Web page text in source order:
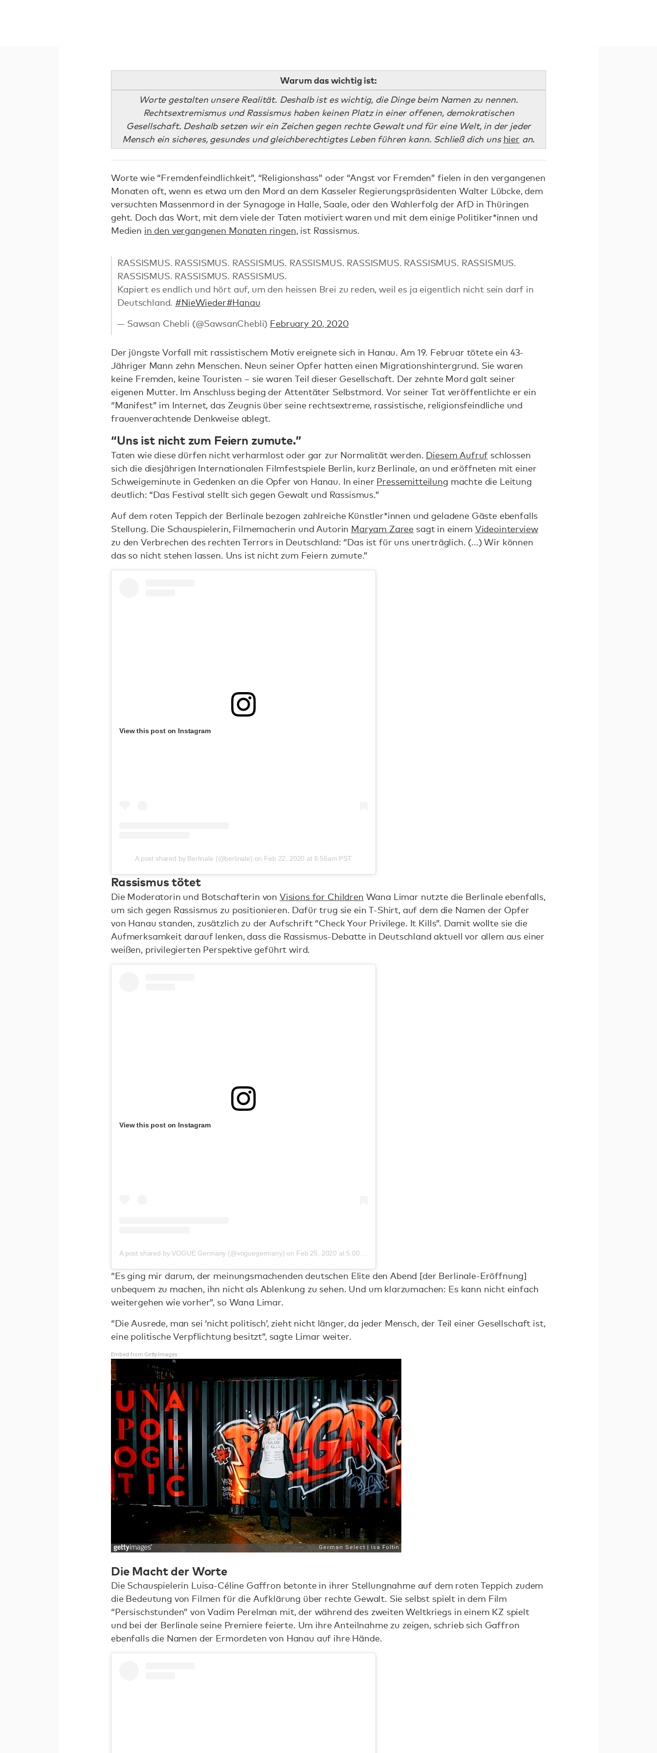
Warum das wichtig ist:
Worte gestalten unsere Realität. Deshalb ist es wichtig, die Dinge beim Namen zu nennen.
Rechtsextremismus und Rassismus haben keinen Platz in einer offenen, demokratischen
Gesellschaft. Deshalb setzen wir ein Zeichen gegen rechte Gewalt und für eine Welt, in der jeder
Mensch ein sicheres, gesundes und gleichberechtigtes Leben führen kann. Schließ dich uns hier an.
Worte wie “Fremdenfeindlichkeit”, “Religionshass” oder “Angst vor Fremden” fielen in den vergangenen
Monaten oft, wenn es etwa um den Mord an dem Kasseler Regierungspräsidenten Walter Lübcke, dem
versuchten Massenmord in der Synagoge in Halle, Saale, oder den Wahlerfolg der AfD in Thüringen
geht. Doch das Wort, mit dem viele der Taten motiviert waren und mit dem einige Politiker*innen und
Medien in den vergangenen Monaten ringen, ist Rassismus.
RASSISMUS. RASSISMUS. RASSISMUS. RASSISMUS. RASSISMUS. RASSISMUS. RASSISMUS.
RASSISMUS. RASSISMUS. RASSISMUS.
Kapiert es endlich und hört auf, um den heissen Brei zu reden, weil es ja eigentlich nicht sein darf in
Deutschland. #NieWieder#Hanau
— Sawsan Chebli (@SawsanChebli) February 20, 2020
Der jüngste Vorfall mit rassistischem Motiv ereignete sich in Hanau. Am 19. Februar tötete ein 43-
Jähriger Mann zehn Menschen. Neun seiner Opfer hatten einen Migrationshintergrund. Sie waren
keine Fremden, keine Touristen – sie waren Teil dieser Gesellschaft. Der zehnte Mord galt seiner
eigenen Mutter. Im Anschluss beging der Attentäter Selbstmord. Vor seiner Tat veröffentlichte er ein
“Manifest” im Internet, das Zeugnis über seine rechtsextreme, rassistische, religionsfeindliche und
frauenverachtende Denkweise ablegt.
“Uns ist nicht zum Feiern zumute.”
Taten wie diese dürfen nicht verharmlost oder gar zur Normalität werden. Diesem Aufruf schlossen
sich die diesjährigen Internationalen Filmfestspiele Berlin, kurz Berlinale, an und eröffneten mit einer
Schweigeminute in Gedenken an die Opfer von Hanau. In einer Pressemitteilung machte die Leitung
deutlich: “Das Festival stellt sich gegen Gewalt und Rassismus.”
Auf dem roten Teppich der Berlinale bezogen zahlreiche Künstler*innen und geladene Gäste ebenfalls
Stellung. Die Schauspielerin, Filmemacherin und Autorin Maryam Zaree sagt in einem Videointerview
zu den Verbrechen des rechten Terrors in Deutschland: “Das ist für uns unerträglich. (...) Wir können
das so nicht stehen lassen. Uns ist nicht zum Feiern zumute.”
View this post on Instagram
A post shared by Berlinale (@berlinale) on Feb 22, 2020 at 6:56am PST
Rassismus tötet
Die Moderatorin und Botschafterin von Visions for Children Wana Limar nutzte die Berlinale ebenfalls,
um sich gegen Rassismus zu positionieren. Dafür trug sie ein T-Shirt, auf dem die Namen der Opfer
von Hanau standen, zusätzlich zu der Aufschrift “Check Your Privilege. It Kills”. Damit wollte sie die
Aufmerksamkeit darauf lenken, dass die Rassismus-Debatte in Deutschland aktuell vor allem aus einer
weißen, privilegierten Perspektive geführt wird.
View this post on Instagram
A post shared by VOGUE Germany (@voguegermany) on Feb 25, 2020 at 5:00am PST
“Es ging mir darum, der meinungsmachenden deutschen Elite den Abend [der Berlinale-Eröffnung]
unbequem zu machen, ihn nicht als Ablenkung zu sehen. Und um klarzumachen: Es kann nicht einfach
weitergehen wie vorher”, so Wana Limar.
“Die Ausrede, man sei ‘nicht politisch’, zieht nicht länger, da jeder Mensch, der Teil einer Gesellschaft ist,
eine politische Verpflichtung besitzt”, sagte Limar weiter.
Embed from Getty Images
Die Macht der Worte
Die Schauspielerin Luisa-Céline Gaffron betonte in ihrer Stellungnahme auf dem roten Teppich zudem
die Bedeutung von Filmen für die Aufklärung über rechte Gewalt. Sie selbst spielt in dem Film
“Persischstunden” von Vadim Perelman mit, der während des zweiten Weltkriegs in einem KZ spielt
und bei der Berlinale seine Premiere feierte. Um ihre Anteilnahme zu zeigen, schrieb sich Gaffron
ebenfalls die Namen der Ermordeten von Hanau auf ihre Hände.